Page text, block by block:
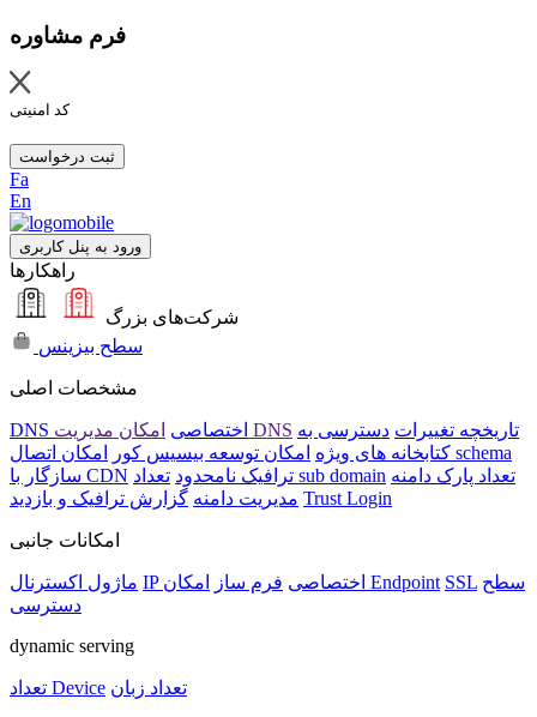
فرم مشاوره
کد امنیتی
ثبت درخواست
Fa
En
ورود به پنل کاربری
راهکارها
شرکت‌های بزرگ
سطح بیزینس
مشخصات اصلی
DNS اختصاصی امکان مدیریت DNS تاریخچه تغییرات دسترسی به
کتابخانه های ویژه امکان توسعه بیسیس کور
امکان اتصال schema
سازگار با CDN
ترافیک نامحدود تعداد sub domain تعداد پارک دامنه
مدیریت دامنه گزارش ترافیک و بازدید Trust Login
امکانات جانبی
ماژول اکسترنال IP اختصاصی فرم ساز امکان Endpoint SSL سطح
دسترسی
dynamic serving
تعداد Device تعداد زبان